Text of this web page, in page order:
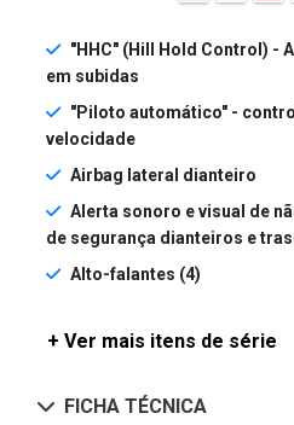
"HHC" (Hill Hold Control) -
em subidas
"Piloto automático" -
velocidade
Airbag lateral dianteiro
Alerta sonoro e visual de
de segurança dianteiros e
Alto-falantes (4)
+ Ver mais itens de série
FICHA TÉCNICA